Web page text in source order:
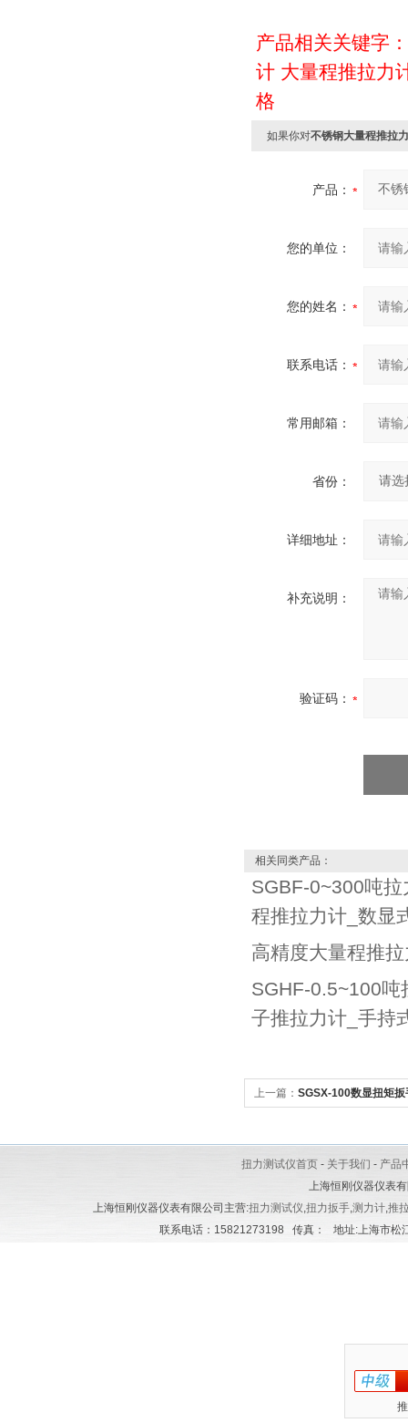
产品相关关键字
计 大量程推拉力
格
如果你对不锈钢大量程推拉
产品：
您的单位：
您的姓名：
联系电话：
常用邮箱：
省份：
详细地址：
补充说明：
验证码：
相关同类产品：
SGBF-0~300吨
程推拉力计_数显
高精度大量程推
SGHF-0.5~100吨
子推拉力计_手持
上一篇： SGSX-100数显扭矩
扭力测试仪首页 - 关于我们 - 产品
上海恒刚仪器仪表
上海恒刚仪器仪表有限公司主营:扭力测试仪,扭力扳手,测力计,推
联系电话：15821273198 传真： 地址:上海市